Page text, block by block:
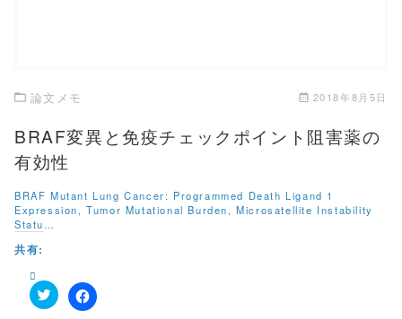
論文メモ 2018年8月5日
BRAF変異と免疫チェックポイント阻害薬の
有効性
BRAF Mutant Lung Cancer: Programmed Death Ligand 1
Expression, Tumor Mutational Burden, Microsatellite Instability
Statu…
共有:
ク F